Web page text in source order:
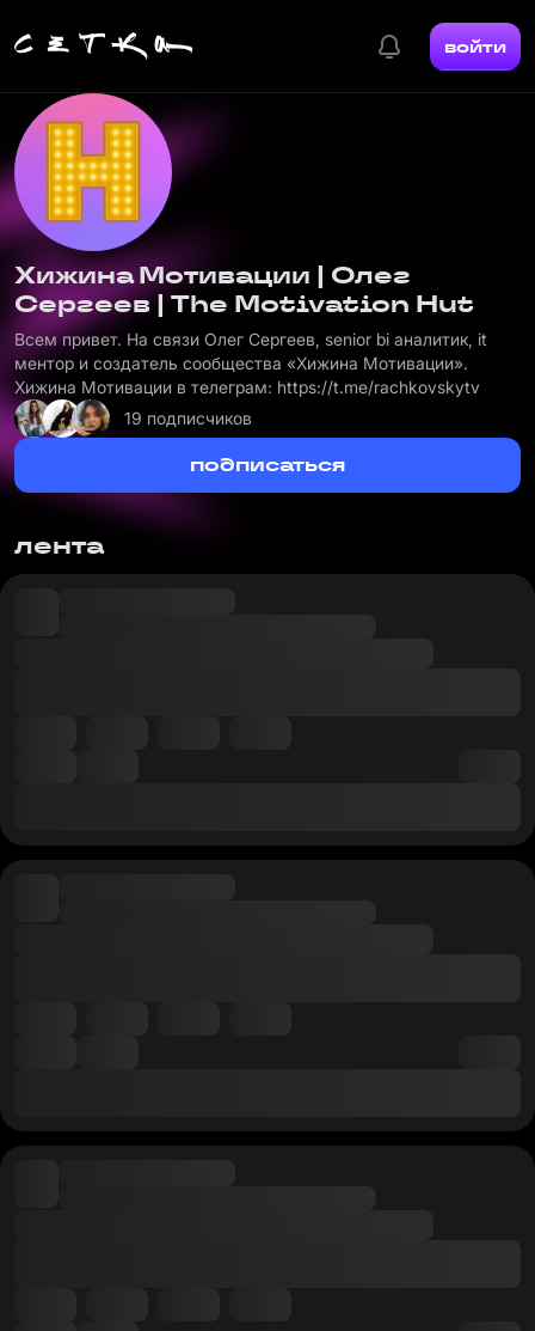
войти
Хижина Мотивации | Олег
Сергеев | The Motivation Hut
Всем привет. На связи Олег Сергеев, senior bi аналитик, it
ментор и создатель сообщества «Хижина Мотивации».
Хижина Мотивации в телеграм: https://t.me/rachkovskytv
19 подписчиков
подписаться
лента